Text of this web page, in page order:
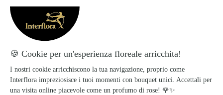
luglio. È anche possibile piantarle all’inizio
dell’autunno, a settembre.
Come si pianta un bulbo di Ciclamino Napoletano?
I bulbi di ciclamino crescono meglio in un terreno